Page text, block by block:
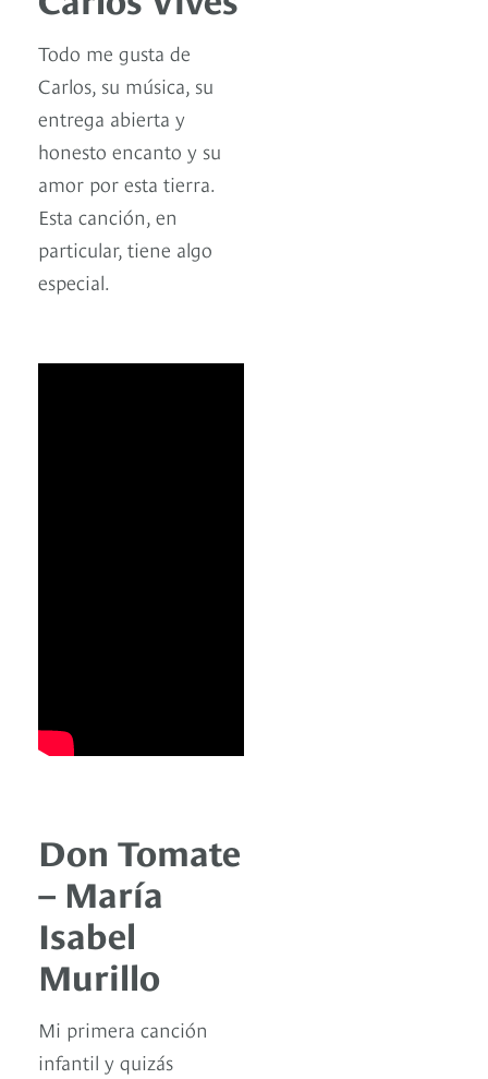
Todo me gusta de
Carlos, su música, su
entrega abierta y
honesto encanto y su
amor por esta tierra.
Esta canción, en
particular, tiene algo
especial.
Don Tomate
– María
Isabel
Murillo
Mi primera canción
infantil y quizás